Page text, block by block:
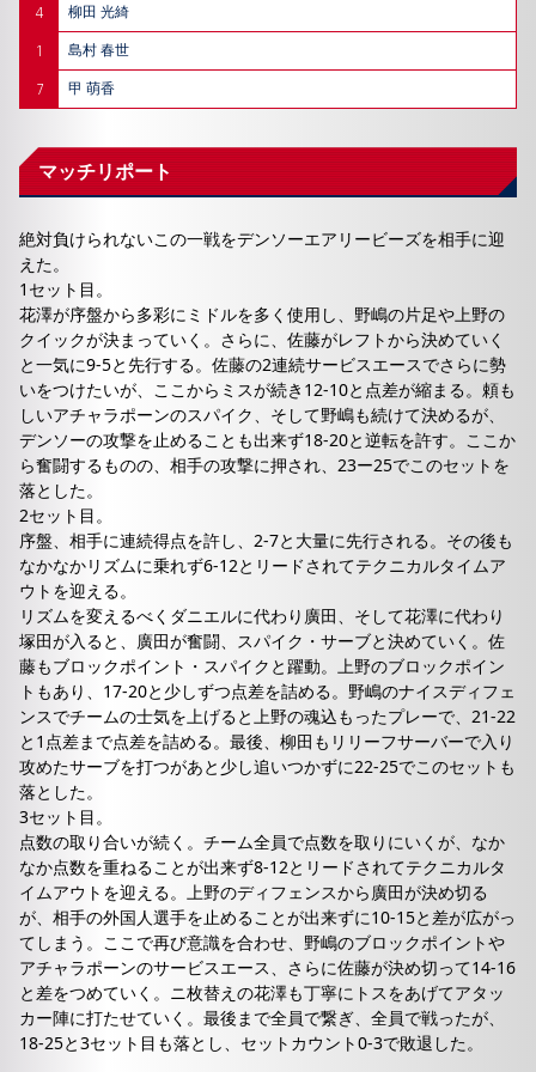
4 柳田 光綺
1 島村 春世
7 甲 萌香
マッチリポート
絶対負けられないこの一戦をデンソーエアリービーズを相手に迎
えた。
1セット目。
花澤が序盤から多彩にミドルを多く使用し、野嶋の片足や上野の
クイックが決まっていく。さらに、佐藤がレフトから決めていく
と一気に9-5と先行する。佐藤の2連続サービスエースでさらに勢
いをつけたいが、ここからミスが続き12-10と点差が縮まる。頼も
しいアチャラポーンのスパイク、そして野嶋も続けて決めるが、
デンソーの攻撃を止めることも出来ず18-20と逆転を許す。ここか
ら奮闘するものの、相手の攻撃に押され、23ー25でこのセットを
落とした。
2セット目。
序盤、相手に連続得点を許し、2-7と大量に先行される。その後も
なかなかリズムに乗れず6-12とリードされてテクニカルタイムア
ウトを迎える。
リズムを変えるべくダニエルに代わり廣田、そして花澤に代わり
塚田が入ると、廣田が奮闘、スパイク・サーブと決めていく。佐
藤もブロックポイント・スパイクと躍動。上野のブロックポイン
トもあり、17-20と少しずつ点差を詰める。野嶋のナイスディフェ
ンスでチームの士気を上げると上野の魂込もったプレーで、21-22
と1点差まで点差を詰める。最後、柳田もリリーフサーバーで入り
攻めたサーブを打つがあと少し追いつかずに22-25でこのセットも
落とした。
3セット目。
点数の取り合いが続く。チーム全員で点数を取りにいくが、なか
なか点数を重ねることが出来ず8-12とリードされてテクニカルタ
イムアウトを迎える。上野のディフェンスから廣田が決め切る
が、相手の外国人選手を止めることが出来ずに10-15と差が広がっ
てしまう。ここで再び意識を合わせ、野嶋のブロックポイントや
アチャラポーンのサービスエース、さらに佐藤が決め切って14-16
と差をつめていく。ニ枚替えの花澤も丁寧にトスをあげてアタッ
カー陣に打たせていく。最後まで全員で繋ぎ、全員で戦ったが、
18-25と3セット目も落とし、セットカウント0-3で敗退した。